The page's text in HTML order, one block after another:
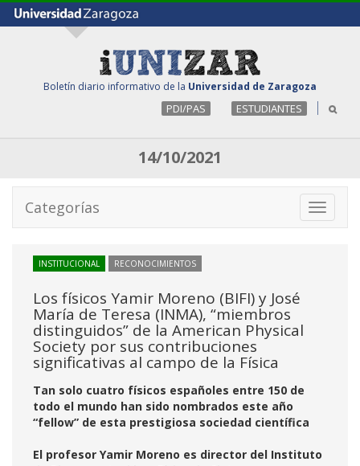
Boletín diario informativo de la Universidad de Zaragoza
PDI/PAS ESTUDIANTES
14/10/2021
Toggle
Categorías
INSTITUCIONAL RECONOCIMIENTOS
Los físicos Yamir Moreno (BIFI) y José
María de Teresa (INMA), “miembros
distinguidos” de la American Physical
Society por sus contribuciones
significativas al campo de la Física
Tan solo cuatro físicos españoles entre 150 de
todo el mundo han sido nombrados este año
“fellow” de esta prestigiosa sociedad científica
El profesor Yamir Moreno es director del Instituto